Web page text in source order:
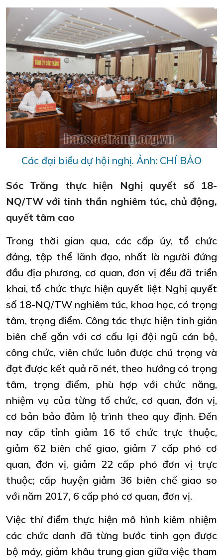
Các đại biểu dự hội nghị. Ảnh: CHÍ BẢO
Sóc Trăng thực hiện Nghị quyết số 18-
NQ/TW với tinh thần nghiêm túc, chủ động,
quyết tâm cao
Trong thời gian qua, các cấp ủy, tổ chức
đảng, tập thể lãnh đạo, nhất là người đứng
đầu địa phương, cơ quan, đơn vị đều đã triển
khai, tổ chức thực hiện quyết liệt Nghị quyết
số 18-NQ/TW nghiêm túc, khoa học, có trọng
tâm, trọng điểm. Công tác thực hiện tinh giản
biên chế gắn với cơ cấu lại đội ngũ cán bộ,
công chức, viên chức luôn được chú trọng và
đạt được kết quả rõ nét, theo hướng có trọng
tâm, trọng điểm, phù hợp với chức năng,
nhiệm vụ của từng tổ chức, cơ quan, đơn vị,
cơ bản bảo đảm lộ trình theo quy định. Đến
nay cấp tỉnh giảm 16 tổ chức trực thuộc,
giảm 62 biên chế giao, giảm 7 cấp phó cơ
quan, đơn vị, giảm 22 cấp phó đơn vị trực
thuộc; cấp huyện giảm 36 biên chế giao so
với năm 2017, 6 cấp phó cơ quan, đơn vị.
Việc thí điểm thực hiện mô hình kiêm nhiệm
các chức danh đã từng bước tinh gọn được
bộ máy, giảm khâu trung gian giữa việc tham